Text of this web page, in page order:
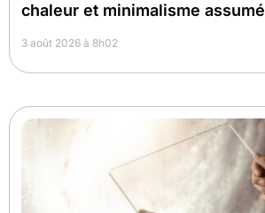
chaleur et minimalisme assumé
3 août 2026 à 8h02